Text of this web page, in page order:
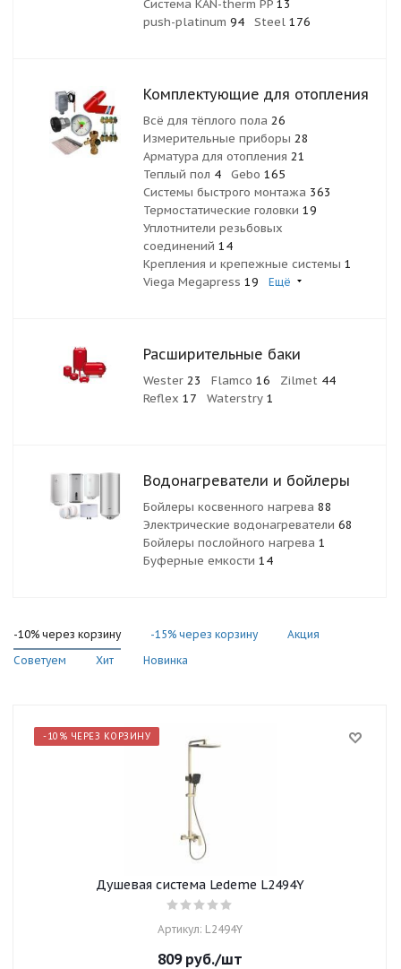
Система KAN-therm PP 13
push-platinum 94 Steel 176
Комплектующие для отопления
Всё для тёплого пола 26
Измерительные приборы 28
Арматура для отопления 21
Теплый пол 4 Gebo 165
Системы быстрого монтажа 363
Термостатические головки 19
Уплотнители резьбовых
соединений 14
Крепления и крепежные системы 1
Viega Megapress 19 Ещё
Расширительные баки
Wester 23 Flamco 16 Zilmet 44
Reflex 17 Waterstry 1
Водонагреватели и бойлеры
Бойлеры косвенного нагрева 88
Электрические водонагреватели 68
Бойлеры послойного нагрева 1
Буферные емкости 14
-10% через корзину -15% через корзину
Акция
Советуем
Хит Новинка
-10% ЧЕРЕЗ КОРЗИНУ
Душевая система Ledeme L2494Y
Артикул: L2494Y
809руб./шт